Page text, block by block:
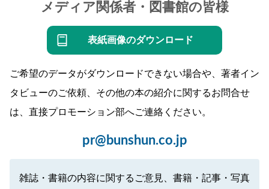
メディア関係者・図書館の皆様
表紙画像のダウンロード
ご希望のデータがダウンロードできない場合や、著者イン
タビューのご依頼、その他の本の紹介に関するお問合せ
は、直接プロモーション部へご連絡ください。
pr@bunshun.co.jp
雑誌・書籍の内容に関するご意見、書籍・記事・写真